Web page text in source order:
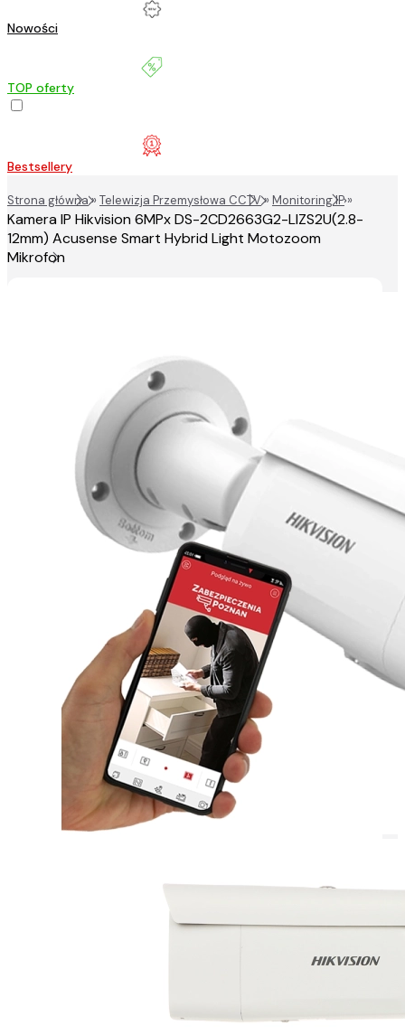
Nowości
TOP oferty
Bestsellery
Strona główna»Telewizja Przemysłowa CCTV»Monitoring IP»
Kamera IP Hikvision 6MPx DS-2CD2663G2-LIZS2U(2.8-
12mm) Acusense Smart Hybrid Light Motozoom
Mikrofon